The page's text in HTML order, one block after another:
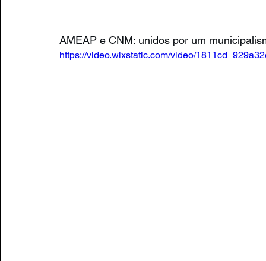
AMEAP e CNM: unidos por um
https://video.wixstatic.com/video/